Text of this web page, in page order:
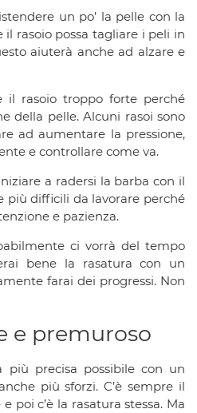
un po’ la pelle con la
rasoio possa tagliare i peli in
aiuterà anche ad alzare e
il rasoio troppo forte perché
della pelle. Alcuni rasoi sono
ad aumentare la pressione,
e controllare come va.
a radersi la barba con il
più difficili da lavorare perché
e pazienza.
ci vorrà del tempo
bene la rasatura con un
farai dei progressi. Non
e premuroso
più precisa possibile con un
più sforzi. C’è sempre il
poi c’è la rasatura stessa. Ma